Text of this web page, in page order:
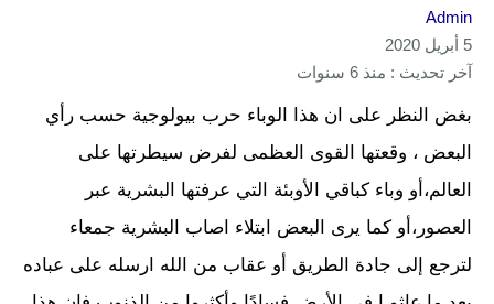
Admin
5 أبريل 2020
آخر تحديث : منذ 6 سنوات
بغض النظر على ان هذا الوباء حرب بيولوجية حسب رأي
البعض ، وقعتها القوى العظمى لفرض سيطرتها على
العالم،أو وباء كباقي الأوبئة التي عرفتها البشرية عبر
العصور،أو كما يرى البعض ابتلاء اصاب البشرية جمعاء
لترجع إلى جادة الطريق أو عقاب من الله ارسله على عباده